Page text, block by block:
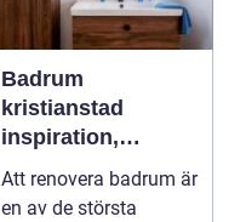
Badrum
kristianstad
inspiration,
planering och
smarta val
Att renovera badrum är
en av de största